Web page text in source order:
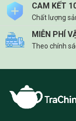
CAM KẾT
Chất lượng
MIỄN PHÍ
Theo chính